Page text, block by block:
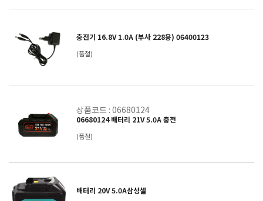
충전기 16.8V 1.0A (부사 228용) 06400123
(품절)
상품코드 : 06680124
06680124 배터리 21V 5.0A 충전
(품절)
배터리 20V 5.0A삼성셀